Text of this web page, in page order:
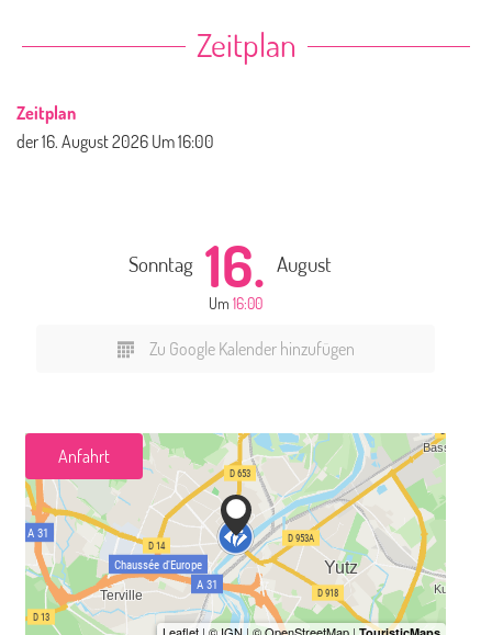
Zeitplan
Zeitplan
der16. August 2026 Um 16:00
Sonntag 16. August
Um 16:00
Zu Google Kalender hinzufügen
Anfahrt